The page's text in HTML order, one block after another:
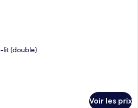
lit (double)
Voir les prix